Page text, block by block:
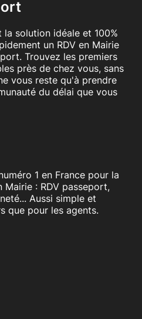
solution idéale et 100%
un RDV en Mairie
Trouvez les premiers
près de chez vous, sans
vous reste qu'à prendre
du délai que vous
1 en France pour la
Mairie : RDV passeport,
Aussi simple et
que pour les agents.